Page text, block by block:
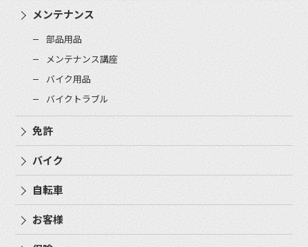
メンテナンス
部品用品
メンテナンス講座
バイク用品
バイクトラブル
免許
バイク
自転車
お客様